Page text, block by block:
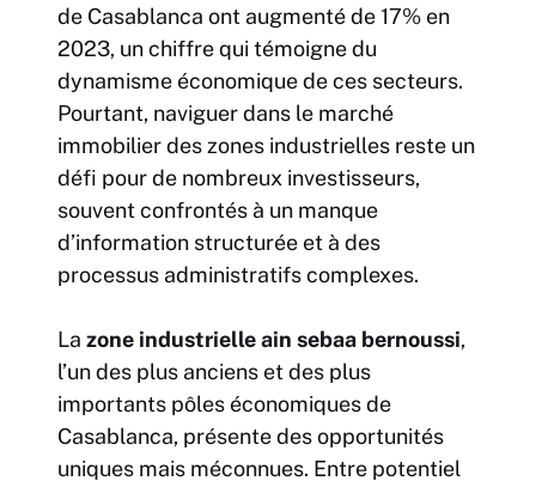
de Casablanca ont augmenté de 17% en
2023, un chiffre qui témoigne du
dynamisme économique de ces secteurs.
Pourtant, naviguer dans le marché
immobilier des zones industrielles reste un
défi pour de nombreux investisseurs,
souvent confrontés à un manque
d’information structurée et à des
processus administratifs complexes.
La zone industrielle ain sebaa bernoussi,
l’un des plus anciens et des plus
importants pôles économiques de
Casablanca, présente des opportunités
uniques mais méconnues. Entre potentiel